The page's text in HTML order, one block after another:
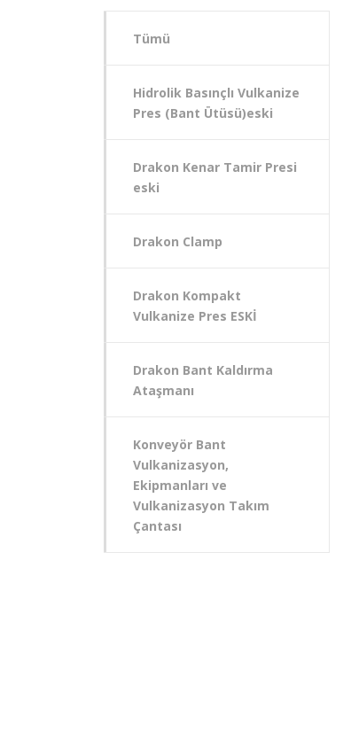
Tümü
Hidrolik Basınçlı Vulkanize
Pres (Bant Ütüsü)eski
Drakon Kenar Tamir Presi
eski
Drakon Clamp
Drakon Kompakt
Vulkanize Pres ESKİ
Drakon Bant Kaldırma
Ataşmanı
Konveyör Bant
Vulkanizasyon,
Ekipmanları ve
Vulkanizasyon Takım
Çantası